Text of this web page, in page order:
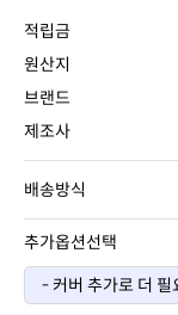
적립금
원산지
브랜드
제조사
배송방식
추가옵션선택